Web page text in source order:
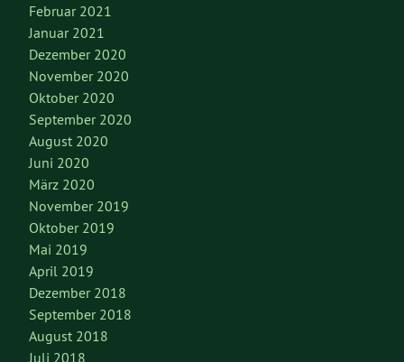
Februar 2021
Januar 2021
Dezember 2020
November 2020
Oktober 2020
September 2020
August 2020
Juni 2020
März 2020
November 2019
Oktober 2019
Mai 2019
April 2019
Dezember 2018
September 2018
August 2018
Juli 2018